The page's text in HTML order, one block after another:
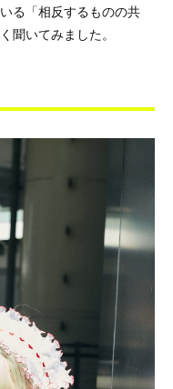
る「相反するものの共
聞いてみました。